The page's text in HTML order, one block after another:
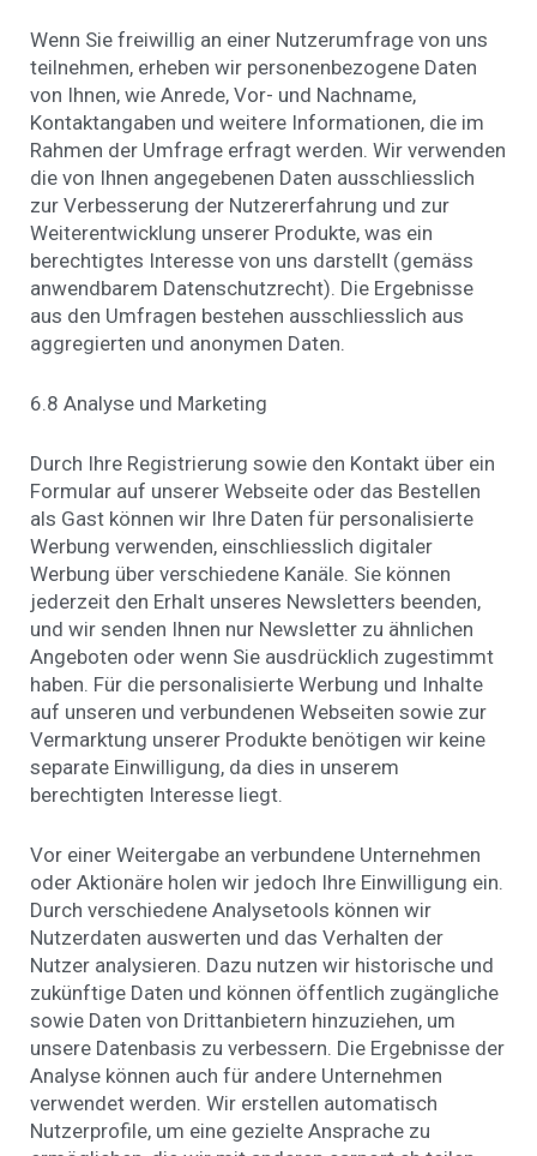
Wenn Sie freiwillig an einer Nutzerumfrage von uns
teilnehmen, erheben wir personenbezogene Daten
von Ihnen, wie Anrede, Vor- und Nachname,
Kontaktangaben und weitere Informationen, die im
Rahmen der Umfrage erfragt werden. Wir verwenden
die von Ihnen angegebenen Daten ausschliesslich
zur Verbesserung der Nutzererfahrung und zur
Weiterentwicklung unserer Produkte, was ein
berechtigtes Interesse von uns darstellt (gemäss
anwendbarem Datenschutzrecht). Die Ergebnisse
aus den Umfragen bestehen ausschliesslich aus
aggregierten und anonymen Daten.
6.8 Analyse und Marketing
Durch Ihre Registrierung sowie den Kontakt über ein
Formular auf unserer Webseite oder das Bestellen
als Gast können wir Ihre Daten für personalisierte
Werbung verwenden, einschliesslich digitaler
Werbung über verschiedene Kanäle. Sie können
jederzeit den Erhalt unseres Newsletters beenden,
und wir senden Ihnen nur Newsletter zu ähnlichen
Angeboten oder wenn Sie ausdrücklich zugestimmt
haben. Für die personalisierte Werbung und Inhalte
auf unseren und verbundenen Webseiten sowie zur
Vermarktung unserer Produkte benötigen wir keine
separate Einwilligung, da dies in unserem
berechtigten Interesse liegt.
Vor einer Weitergabe an verbundene Unternehmen
oder Aktionäre holen wir jedoch Ihre Einwilligung ein.
Durch verschiedene Analysetools können wir
Nutzerdaten auswerten und das Verhalten der
Nutzer analysieren. Dazu nutzen wir historische und
zukünftige Daten und können öffentlich zugängliche
sowie Daten von Drittanbietern hinzuziehen, um
unsere Datenbasis zu verbessern. Die Ergebnisse der
Analyse können auch für andere Unternehmen
verwendet werden. Wir erstellen automatisch
Nutzerprofile, um eine gezielte Ansprache zu